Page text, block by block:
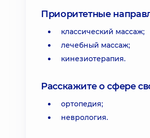
Приоритетные
классический массаж;
лечебный массаж;
кинезиотерапия.
Расскажите о сфере
ортопедия;
неврология.